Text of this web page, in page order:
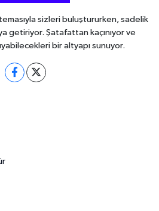
sizleri buluştururken, sadelik
getiriyor. Şatafattan kaçınıyor ve
bir altyapı sunuyor.